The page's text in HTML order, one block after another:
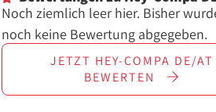
Noch ziemlich leer hier. Bisher
noch keine Bewertung abgegeben.
JETZT HEY-COMPA DE/AT
BEWERTEN